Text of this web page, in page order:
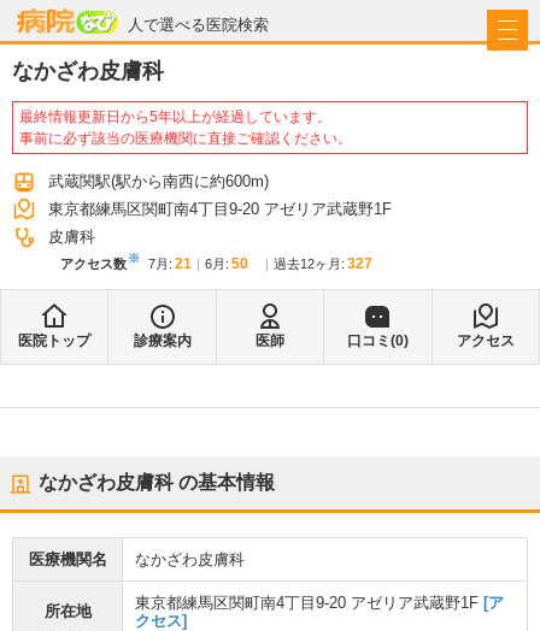
人で選べる医院検索
病院なび
なかざわ皮膚科
最終情報更新日から5年以上が経過しています。
事前に必ず該当の医療機関に直接ご確認ください。
武蔵関駅(駅から南西に約600m)
東京都練馬区関町南4丁目9-20 アゼリア武蔵野1F
皮膚科
アクセス数※ 7月 : 21 6月 : 50 過去12ヶ月: 327
医院トップ 診療案内 医師 口コミ(0) アクセス
なかざわ皮膚科の基本情報
医療機関名 なかざわ皮膚科
所在地 東京都練馬区関町南4丁目9-20 アゼリア武蔵野1F [ア
クセス]